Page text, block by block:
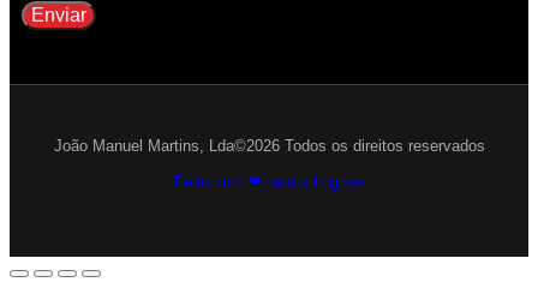
Enviar
João Manuel Martins, Lda©2026 Todos os direitos reservados
Feito com ❤ pela a Logrise